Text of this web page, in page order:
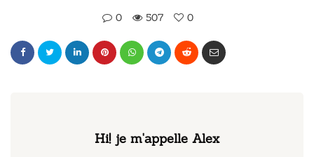
0 507 0
Hi! je m'appelle Alex